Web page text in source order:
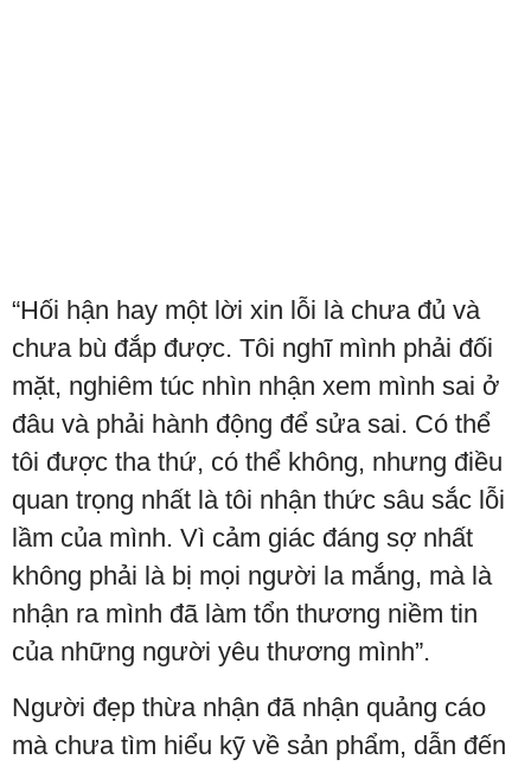
“Hối hận hay một lời xin lỗi là chưa đủ và
chưa bù đắp được. Tôi nghĩ mình phải đối
mặt, nghiêm túc nhìn nhận xem mình sai ở
đâu và phải hành động để sửa sai. Có thể
tôi được tha thứ, có thể không, nhưng điều
quan trọng nhất là tôi nhận thức sâu sắc lỗi
lầm của mình. Vì cảm giác đáng sợ nhất
không phải là bị mọi người la mắng, mà là
nhận ra mình đã làm tổn thương niềm tin
của những người yêu thương mình”.
Người đẹp thừa nhận đã nhận quảng cáo
mà chưa tìm hiểu kỹ về sản phẩm, dẫn đến